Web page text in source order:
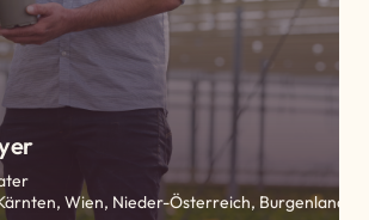
Wien, Nieder-Österreich, Burgenland